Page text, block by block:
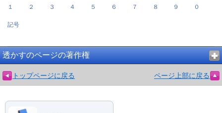
１ ２ ３ ４ ５ ６ ７ ８ ９ ０
記号
透かすのページの著作権
トップページに戻る ページ上部に戻る